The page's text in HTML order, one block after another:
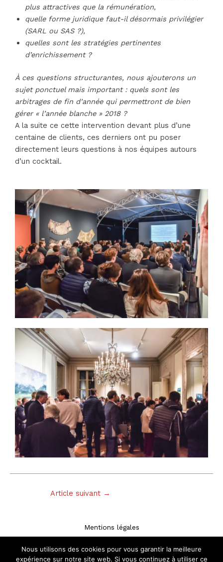
plus attractives que la rémunération,
quelle forme juridique faut-il désormais privilégier
(SARL ou SAS ?),
quelles sont les stratégies pertinentes
d’enrichissement ?
À ces questions structurantes, nous ajouterons un
sujet ponctuel mais important : quels sont les
arbitrages de fin d’année qui permettront de bien
gérer « l’année blanche » 2018 ?
A la suite ce cette intervention devant plus d’une
centaine de clients, ces derniers ont pu poser
directement leurs questions à nos équipes autours
d’un cocktail.
Article suivant →
Mentions légales
Nous utilisons des cookies pour vous garantir la meilleure
expérience sur notre site web. Si vous continuez à utiliser ce